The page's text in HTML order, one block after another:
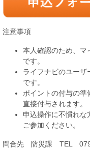
注意事項
本人確認のため、マ
です。
ライフナビのユーザ
です。
ポイントの付与の準
直接付与されます。
申込操作に不慣れな
ご参加ください。
問合先 防災課 TEL